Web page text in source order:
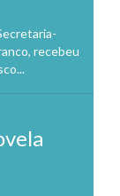
recebeu